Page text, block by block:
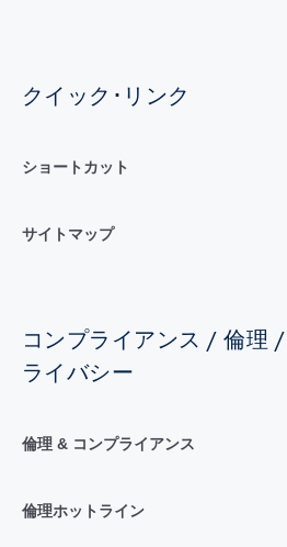
クイック･リンク
ショートカット
サイトマップ
コンプライアンス / 倫理
ライバシー
倫理 & コンプライアンス
倫理ホットライン